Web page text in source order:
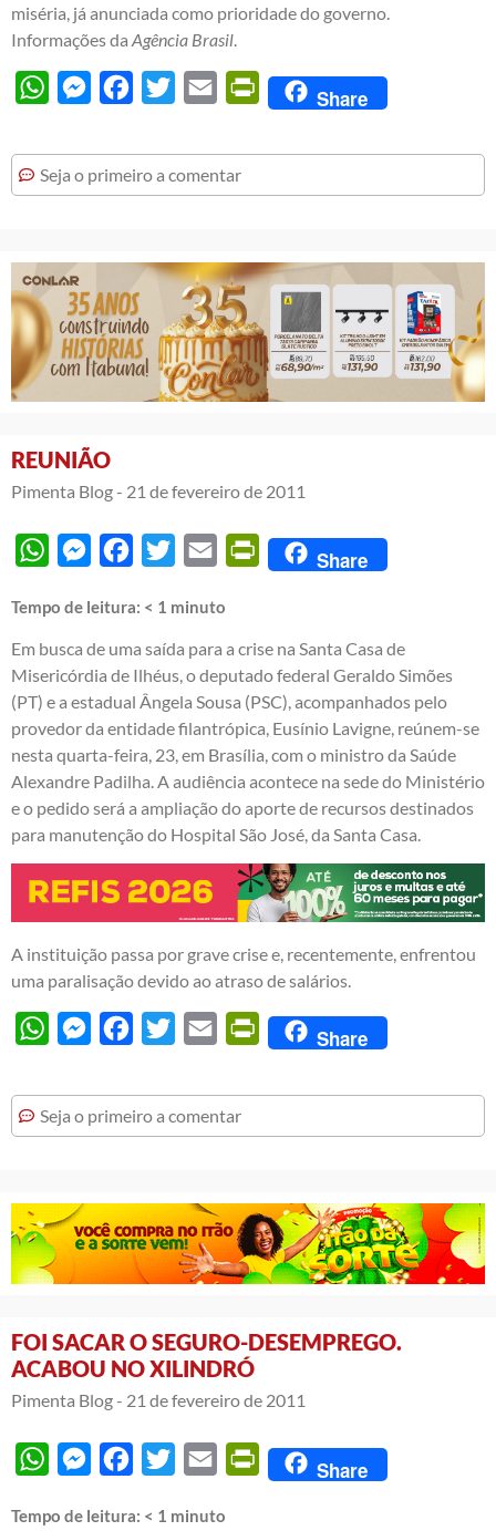
miséria, já anunciada como prioridade do governo.
Informações da Agência Brasil.
WhatsAppMessengerFacebook
Twitter Email PrintFriendly
Share
Seja o primeiro a comentar
REUNIÃO
Pimenta Blog - 21 de fevereiro de 2011
WhatsAppMessengerFacebook
Twitter Email PrintFriendly
Share
Tempo de leitura: < 1 minuto
Em busca de uma saída para a crise na Santa Casa de
Misericórdia de Ilhéus, o deputado federal Geraldo Simões
(PT) e a estadual Ângela Sousa (PSC), acompanhados pelo
provedor da entidade filantrópica, Eusínio Lavigne, reúnem-se
nesta quarta-feira, 23, em Brasília, com o ministro da Saúde
Alexandre Padilha. A audiência acontece na sede do Ministério
e o pedido será a ampliação do aporte de recursos destinados
para manutenção do Hospital São José, da Santa Casa.
A instituição passa por grave crise e, recentemente, enfrentou
uma paralisação devido ao atraso de salários.
WhatsAppMessengerFacebook
Twitter Email PrintFriendly
Share
Seja o primeiro a comentar
FOI SACAR O SEGURO-DESEMPREGO.
ACABOU NO XILINDRÓ
Pimenta Blog - 21 de fevereiro de 2011
WhatsAppMessengerFacebook
Twitter Email PrintFriendly
Share
Tempo de leitura: < 1 minuto